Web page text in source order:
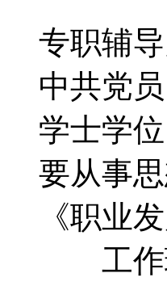
专职辅
中共党
学士学
要从事
《职业
工作理